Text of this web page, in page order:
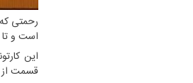
است و تا
قسمت از